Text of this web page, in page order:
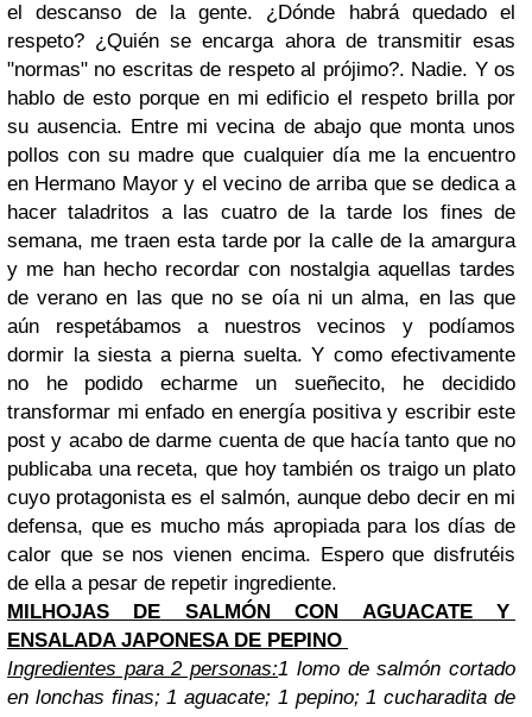
el descanso de la gente. ¿Dónde habrá quedado el
respeto? ¿Quién se encarga ahora de transmitir esas
"normas" no escritas de respeto al prójimo?. Nadie. Y os
hablo de esto porque en mi edificio el respeto brilla por
su ausencia. Entre mi vecina de abajo que monta unos
pollos con su madre que cualquier día me la encuentro
en Hermano Mayor y el vecino de arriba que se dedica a
hacer taladritos a las cuatro de la tarde los fines de
semana, me traen esta tarde por la calle de la amargura
y me han hecho recordar con nostalgia aquellas tardes
de verano en las que no se oía ni un alma, en las que
aún respetábamos a nuestros vecinos y podíamos
dormir la siesta a pierna suelta. Y como efectivamente
no he podido echarme un sueñecito, he decidido
transformar mi enfado en energía positiva y escribir este
post y acabo de darme cuenta de que hacía tanto que no
publicaba una receta, que hoy también os traigo un plato
cuyo protagonista es el salmón, aunque debo decir en mi
defensa, que es mucho más apropiada para los días de
calor que se nos vienen encima. Espero que disfrutéis
de ella a pesar de repetir ingrediente.
MILHOJAS DE SALMÓN CON AGUACATE Y
ENSALADA JAPONESA DE PEPINO
Ingredientes para 2 personas:1 lomo de salmón cortado
en lonchas finas; 1 aguacate; 1 pepino; 1 cucharadita de